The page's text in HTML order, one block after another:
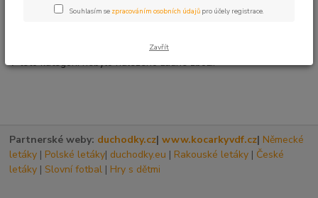
Ostatní
V této kategorii nebylo nalezeno žádné zboží.
Partnerské weby: duchodky.cz|www.kocarkyvdf.cz| Německé
letáky | Polské letáky| duchodky.eu | Rakouské letáky | České
letáky | Slovní fotbal | Hry s dětmi
Souhlasím se zpracováním osobních údajů pro účely registrace.
Zavřít